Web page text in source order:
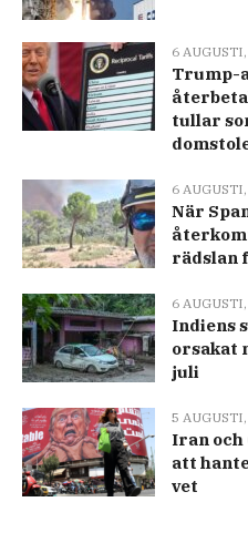
6
Trump-
tullar
6
När
rädslan
6
Indiens
orsakat
juli
5
Iran
att
vet